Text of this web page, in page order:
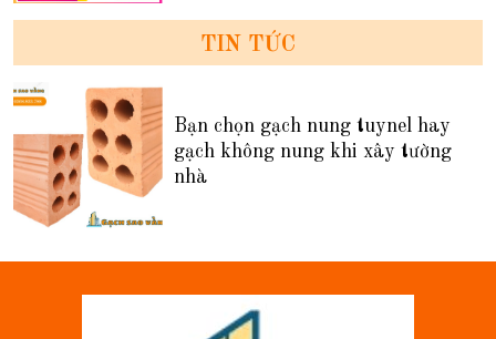
TIN TỨC
Bạn chọn gạch nung tuynel hay
gạch không nung khi xây tường
nhà